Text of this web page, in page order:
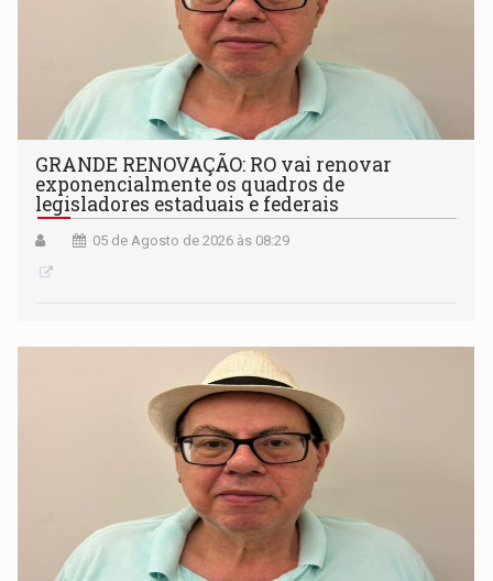
GRANDE RENOVAÇÃO: RO vai renovar
exponencialmente os quadros de
legisladores estaduais e federais
05 de Agosto de 2026 às 08:29